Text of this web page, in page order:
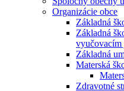
Organizácie obce
Základná
Základná
vyučovacím
Základná
Materská
Zdravotné